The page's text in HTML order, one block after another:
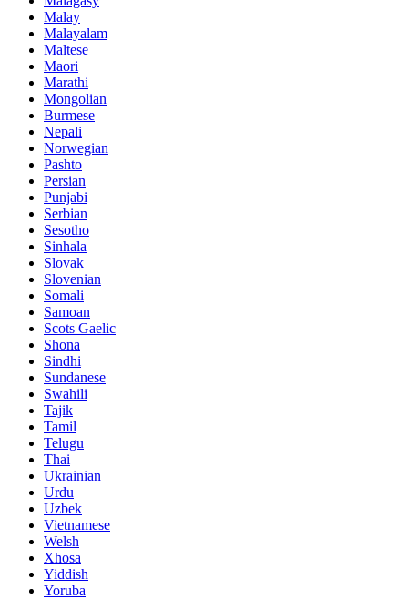
Malay
Malayalam
Maltese
Maori
Marathi
Mongolian
Burmese
Nepali
Norwegian
Pashto
Persian
Punjabi
Serbian
Sesotho
Sinhala
Slovak
Slovenian
Somali
Samoan
Scots Gaelic
Shona
Sindhi
Sundanese
Swahili
Tajik
Tamil
Telugu
Thai
Ukrainian
Urdu
Uzbek
Vietnamese
Welsh
Xhosa
Yiddish
Yoruba